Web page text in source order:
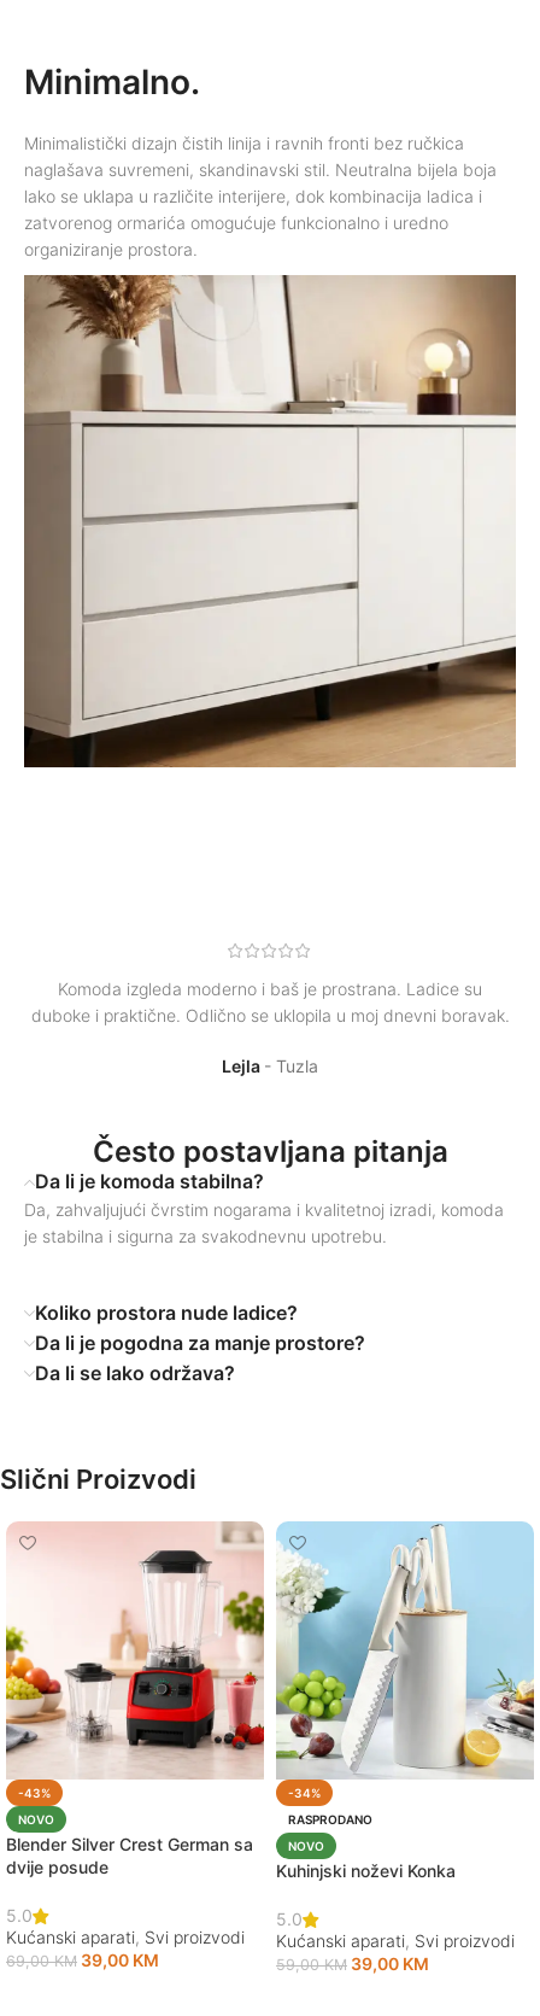
Minimalno.
Minimalistički dizajn čistih linija i ravnih fronti bez ručkica
naglašava suvremeni, skandinavski stil. Neutralna bijela boja
lako se uklapa u različite interijere, dok kombinacija ladica i
zatvorenog ormarića omogućuje funkcionalno i uredno
organiziranje prostora.
Komoda izgleda moderno i baš je prostrana. Ladice su
duboke i praktične. Odlično se uklopila u moj dnevni boravak.
Lejla Tuzla
Često postavljana pitanja
Da li je komoda stabilna?
Da, zahvaljujući čvrstim nogarama i kvalitetnoj izradi, komoda
je stabilna i sigurna za svakodnevnu upotrebu.
Koliko prostora nude ladice?
Da li je pogodna za manje prostore?
Da li se lako održava?
Slični Proizvodi
-43%
NOVO
Blender Silver Crest German sa
dvije posude
5.0
Kućanski aparati, Svi proizvodi
69,00KM 39,00 KM
-34%
RASPRODANO
NOVO
Kuhinjski noževi Konka
5.0
Kućanski aparati, Svi proizvodi
59,00KM 39,00 KM